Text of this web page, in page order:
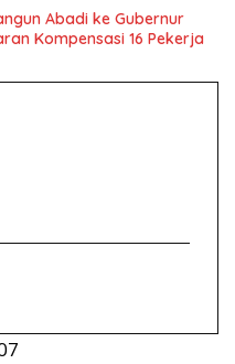
Abadi ke Gubernur
Kompensasi 16 Pekerja